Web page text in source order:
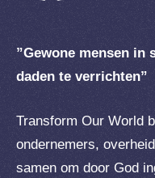
”Gewone mensen in
daden te verrichten”
Transform Our World
ondernemers,
samen om door God